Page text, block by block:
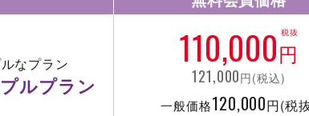
なプラン
ルプラン
110,000円
税抜
121,000円(税込)
一般価格120,000円(税